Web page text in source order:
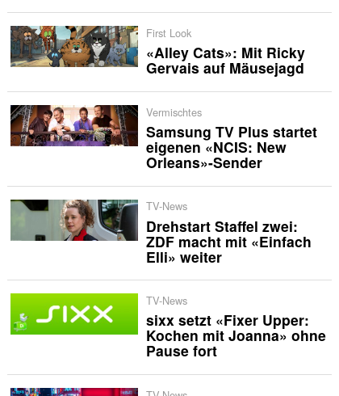
First Look
«Alley Cats»: Mit Ricky
Gervais auf Mäusejagd
Vermischtes
Samsung TV Plus startet
eigenen «NCIS: New
Orleans»-Sender
TV-News
Drehstart Staffel zwei:
ZDF macht mit «Einfach
Elli» weiter
TV-News
sixx setzt «Fixer Upper:
Kochen mit Joanna» ohne
Pause fort